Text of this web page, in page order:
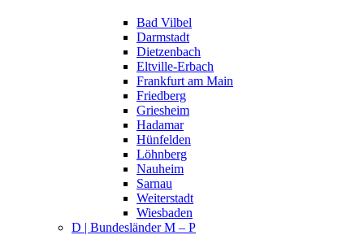
Bad Vilbel
Darmstadt
Dietzenbach
Eltville-Erbach
Frankfurt am Main
Friedberg
Griesheim
Hadamar
Hünfelden
Löhnberg
Nauheim
Sarnau
Weiterstadt
Wiesbaden
D | Bundesländer M – P